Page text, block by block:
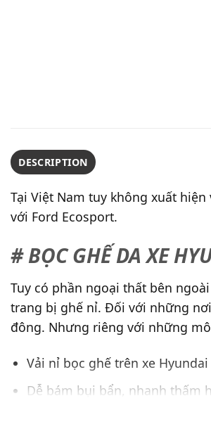
DESCRIPTION
Tại Việt Nam tuy không xuất
với Ford Ecosport.
# BỌC GHẾ DA XE
Tuy có phần ngoại thất bên
trang bị ghế nỉ. Đối với những
đông. Nhưng riêng với những
Vải nỉ bọc ghế trên xe
Dễ bám bụi bẩn, nhanh thấm